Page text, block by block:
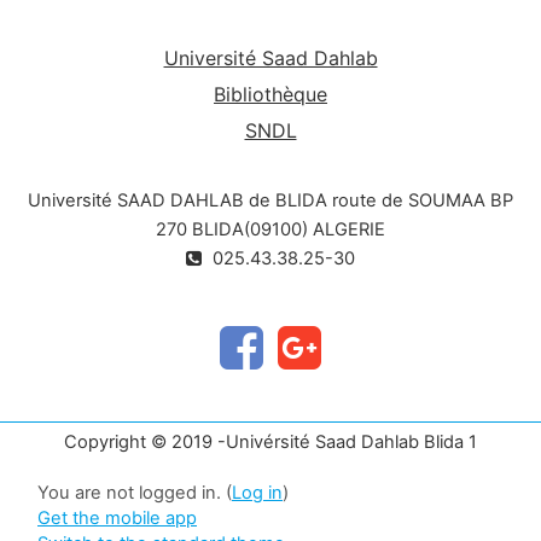
Université Saad Dahlab
Bibliothèque
SNDL
Université SAAD DAHLAB de BLIDA route de SOUMAA BP
270 BLIDA(09100) ALGERIE
025.43.38.25-30
Copyright © 2019 -Univérsité Saad Dahlab Blida 1
You are not logged in. (Log in)
Get the mobile app